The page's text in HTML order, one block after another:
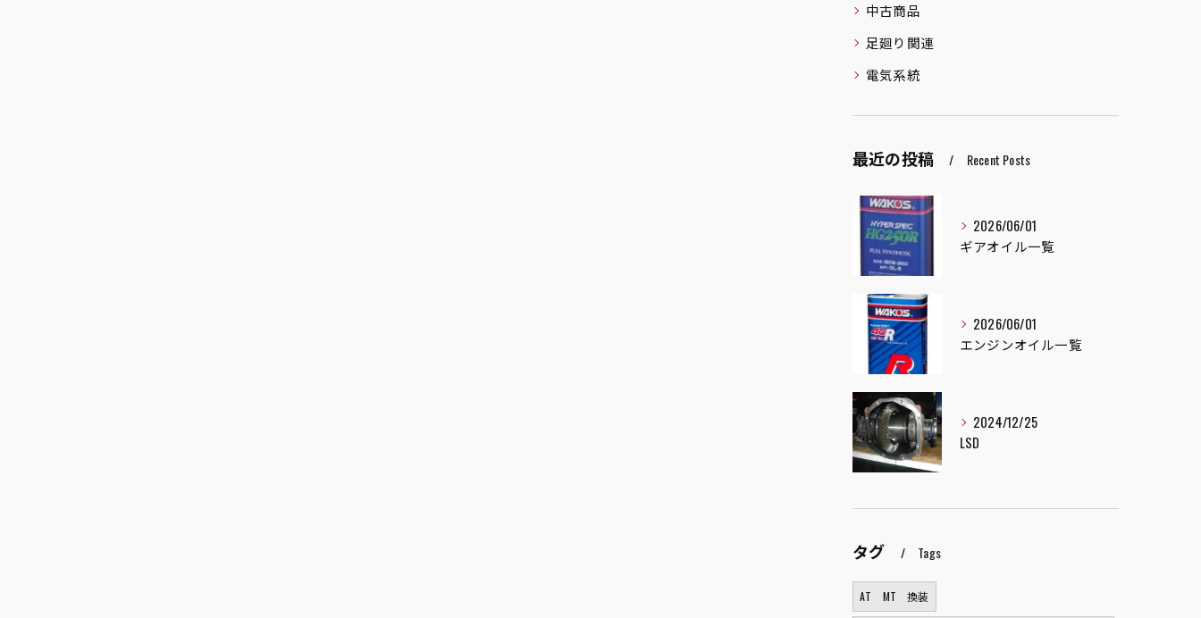
中古商品
足廻り関連
電気系統
最近の投稿 Recent Posts
2026/06/01
ギアオイル一覧
2026/06/01
エンジンオイル一覧
2024/12/25
LSD
タグ Tags
AT MT 換装